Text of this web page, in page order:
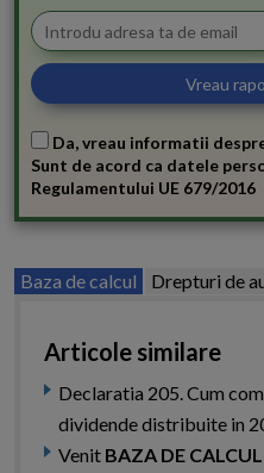
Da, vreau informatii
Sunt de acord ca datele
Regulamentului UE 679/2016
Baza de calcul Drepturi de
Articole similare
Declaratia 205. Cum
dividende distribuite in
Venit BAZA DE CALCUL